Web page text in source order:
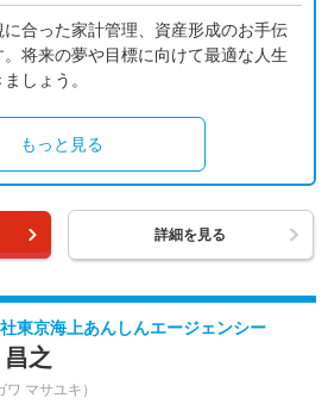
合った家計管理、資産形成のお手伝
将来の夢や目標に向けて最適な人生
しょう。
もっと見る
詳細を見る
東京海上あんしんエージェンシー
之
ワ マサユキ）